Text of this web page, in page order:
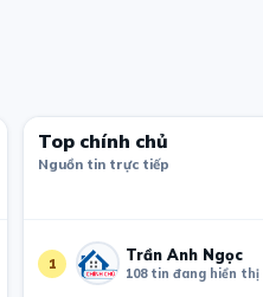
Top chính chủ
Nguồn tin trực tiếp
1 Trần Anh Ngọc
108 tin đang hiển thị